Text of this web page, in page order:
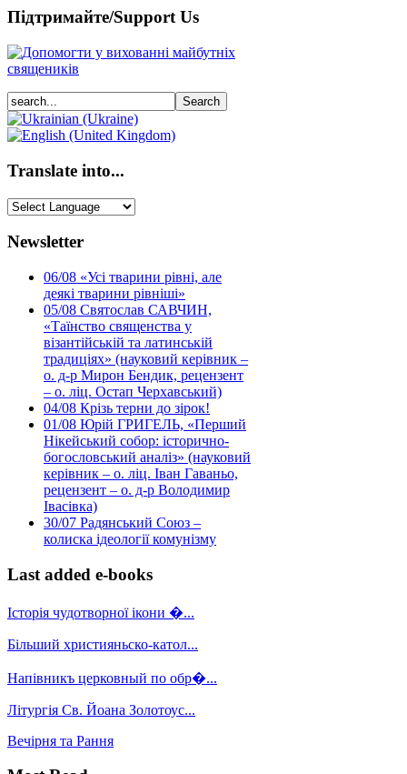
Підтримайте/Support Us
Translate into...
Newsletter
06/08 «Усі тварини рівні, але
деякі тварини рівніші»
05/08 Святослав САВЧИН,
«Таїнство священства у
візантійській та латинській
традиціях» (науковий керівник –
о. д-р Мирон Бендик, рецензент
– о. ліц. Остап Черхавський)
04/08 Крізь терни до зірок!
01/08 Юрій ГРИГЕЛЬ, «Перший
Нікейський собор: історично-
богословський аналіз» (науковий
керівник – о. ліц. Іван Гаваньо,
рецензент – о. д-р Володимир
Івасівка)
30/07 Радянський Союз –
колиска ідеології комунізму
Last added e-books
Історія чудотворної ікони �...
Більший християньско-катол...
Напівникъ церковный по обр�...
Літургія Св. Йоана Золотоус...
Вечірня та Рання